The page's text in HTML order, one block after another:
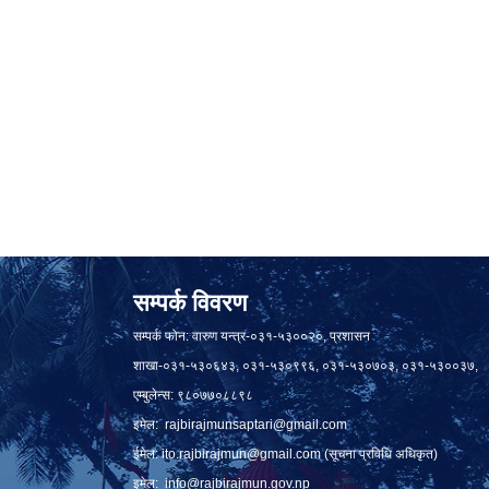
सम्पर्क विवरण
सम्पर्क फोन: वारुण यन्त्र-०३१-५३००२०, प्रशासन
शाखा-०३१-५३०६४३, ०३१-५३०९९६, ०३१-५३०७०३, ०३१-५३००३७,
एम्बुलेन्स: ९८०७७०८८९८
इमेल:rajbirajmunsaptari@gmail.com
ईमेल:ito.rajbirajmun@gmail.com(सूचना प्रविधि अधिकृत)
इमेल: info@rajbirajmun.gov.np